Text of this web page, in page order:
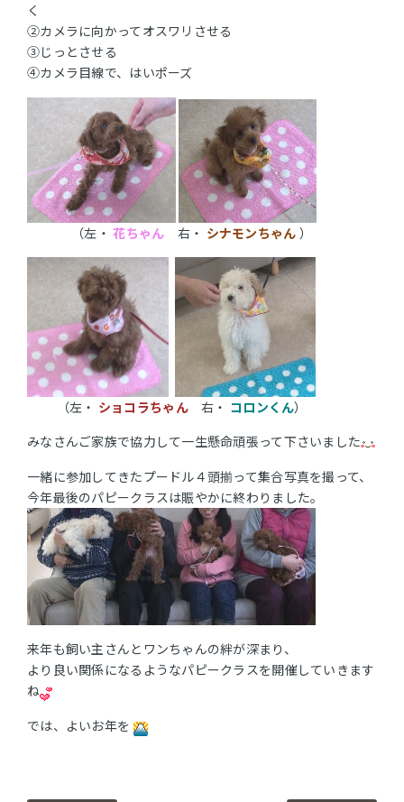
く
②カメラに向かってオスワリさせる
③じっとさせる
④カメラ目線で、はいポーズ
（左・花ちゃん 右・ シナモンちゃん ）
（左・ ショコラちゃん右・ コロンくん）
みなさんご家族で協力して一生懸命頑張って下さいました
一緒に参加してきたプードル４頭揃って集合写真を撮って、
今年最後のパピークラスは賑やかに終わりました。
来年も飼い主さんとワンちゃんの絆が深まり、
より良い関係になるようなパピークラスを開催していきます
ね
では、よいお年を